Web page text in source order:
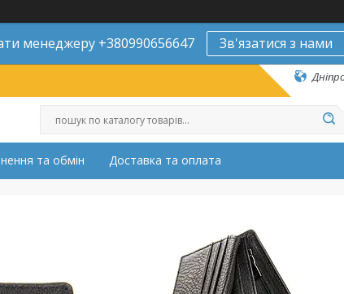
менеджеру +380990656647 Зв'язатися з нами
та обмін Доставка та оплата